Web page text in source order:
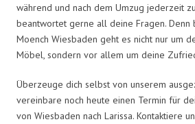
während und nach dem Umzug jederzeit
beantwortet gerne all deine Fragen. Denn
Moench Wiesbaden geht es nicht nur um
Möbel, sondern vor allem um deine
Überzeuge dich selbst von unserem
vereinbare noch heute einen Termin für
von Wiesbaden nach Larissa. Kontaktiere